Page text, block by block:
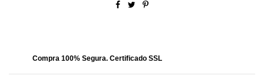
Compra 100% Segura. Certificado SSL